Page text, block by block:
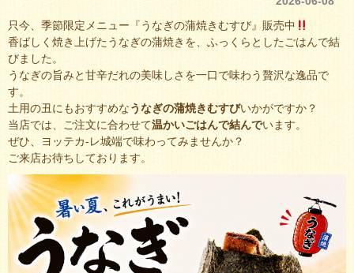
只今、季節限定メニュー『うなぎの蒲焼きむすび』販売中
香ばしく焼き上げたうなぎの蒲焼きを、ふっくらとしたごはんで結
びました。
うなぎの旨みと甘辛だれの美味しさを一口で味わう贅沢な逸品で
す。
土用の丑にもおすすめなうなぎの蒲焼きむすびいかがですか？
当店では、ご注文に合わせて温かいごはんで結んでいます。
ぜひ、ヨッテカ-レ城端で味わってみませんか？
ご来店お待ちしております。